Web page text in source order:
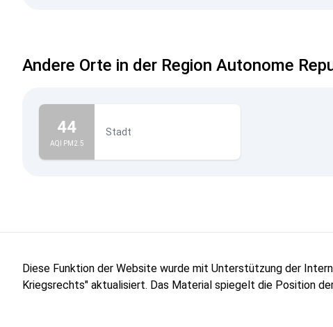
Andere Orte in der Region Autonome
44
AQI PM2.5
Stadt
Diese Funktion der Website wurde mit Unterstützung der
Kriegsrechts" aktualisiert. Das Material spiegelt die Position